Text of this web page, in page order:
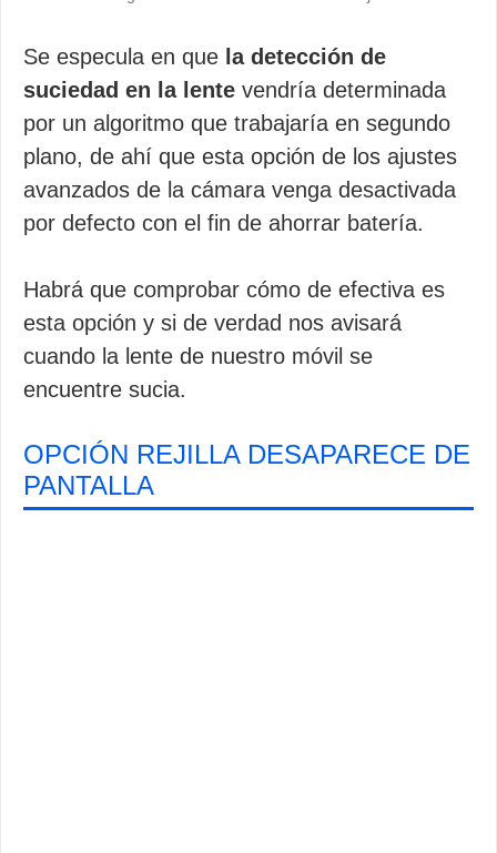
Se especula en que la detección de
suciedad en la lente vendría determinada
por un algoritmo que trabajaría en segundo
plano, de ahí que esta opción de los ajustes
avanzados de la cámara venga desactivada
por defecto con el fin de ahorrar batería.
Habrá que comprobar cómo de efectiva es
esta opción y si de verdad nos avisará
cuando la lente de nuestro móvil se
encuentre sucia.
OPCIÓN REJILLA DESAPARECE DE
PANTALLA